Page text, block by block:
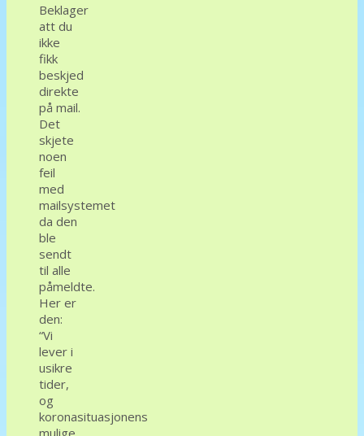
Beklager
att du
ikke
fikk
beskjed
direkte
på mail.
Det
skjete
noen
feil
med
mailsystemet
da den
ble
sendt
til alle
påmeldte.
Her er
den:
“Vi
lever i
usikre
tider,
og
koronasituasjonens
mulige